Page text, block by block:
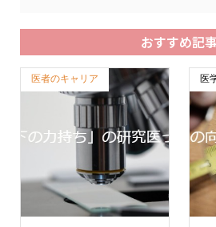
おすすめ記
医者のキャリア 医